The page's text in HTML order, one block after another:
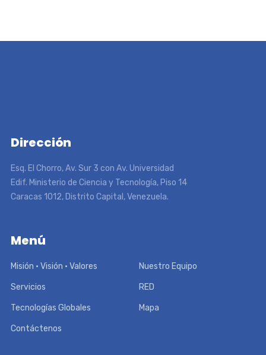
Dirección
Esq. El Chorro, Av. Sur 3 con Av. Universidad
Edif. Ministerio de Ciencia y Tecnología, Piso 14
Caracas 1012, Distrito Capital, Venezuela.
Menú
Misión • Visión • Valores Nuestro Equipo
Servicios RED
Tecnologías Globales Mapa
Contáctenos